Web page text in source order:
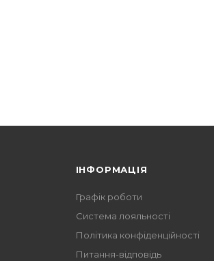
ІНФОРМАЦІЯ
Графік роботи
Система лояльності
Політика конфіденційності
Питання-відповідь